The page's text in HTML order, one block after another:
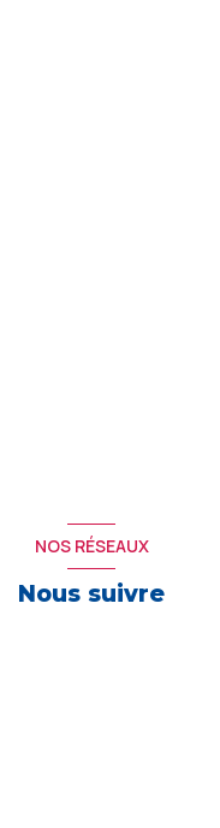
NOS RÉSEAUX
Nous suivre